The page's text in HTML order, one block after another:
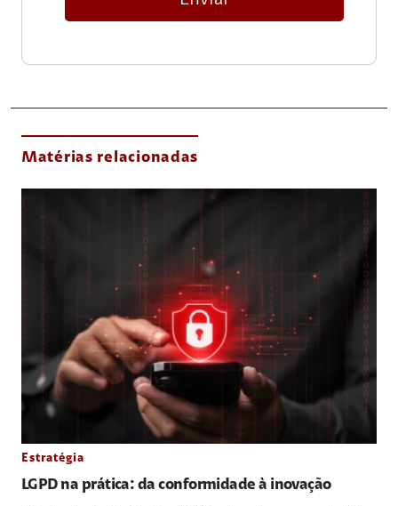
Matérias relacionadas
Estratégia
LGPD na prática: da conformidade à inovação